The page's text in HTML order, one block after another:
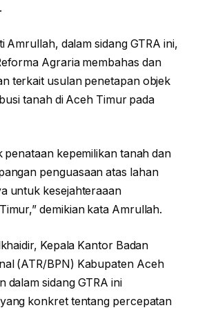
Amrullah, dalam sidang GTRA ini,
Agraria membahas dan
terkait usulan penetapan objek
tanah di Aceh Timur pada
penataan kepemilikan tanah dan
penguasaan atas lahan
untuk kesejahteraaan
demikian kata Amrullah.
Kepala Kantor Badan
(ATR/BPN) Kabupaten Aceh
dalam sidang GTRA ini
konkret tentang percepatan